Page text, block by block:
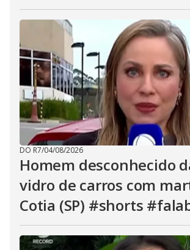
DO R7/04/08/2026
Homem desconhecido
vidro de carros com
Cotia (SP) #shorts